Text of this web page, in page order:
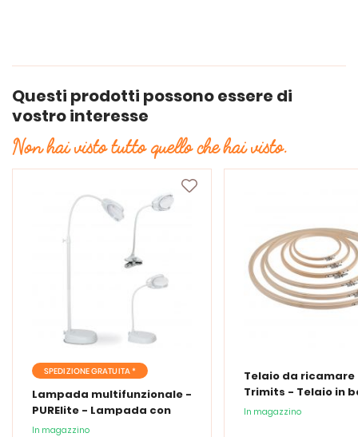
Questi prodotti possono essere di
vostro interesse
Non hai visto tutto quello che hai visto.
SPEDIZIONE GRATUITA *
Lampada multifunzionale -
PURElite - Lampada con
lente d'ingrandimento
In magazzino
Telaio da ricamare
Trimits - Telaio in
In magazzino